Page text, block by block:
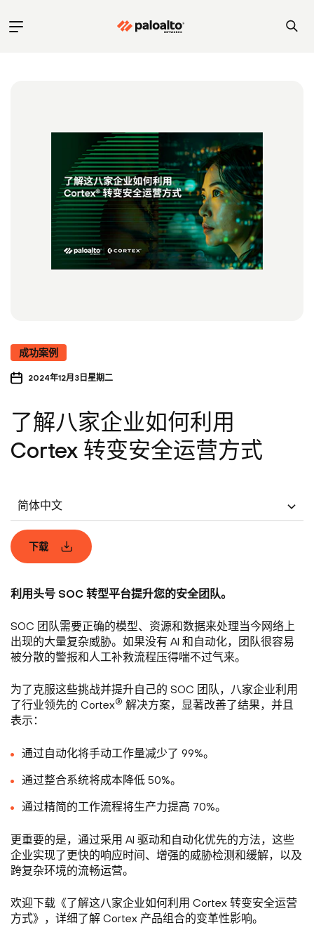
成功案例
2024年12月3日星期二
了解八家企业如何利用
Cortex 转变安全运营方式
简体中文
下载
利用头号 SOC 转型平台提升您的安全团队。
SOC 团队需要正确的模型、资源和数据来处理当今网络上
出现的大量复杂威胁。如果没有 AI 和自动化，团队很容易
被分散的警报和人工补救流程压得喘不过气来。
为了克服这些挑战并提升自己的 SOC 团队，八家企业利用
了行业领先的 Cortex® 解决方案，显著改善了结果，并且
表示：
通过自动化将手动工作量减少了 99%。
通过整合系统将成本降低 50%。
通过精简的工作流程将生产力提高 70%。
更重要的是，通过采用 AI 驱动和自动化优先的方法，这些
企业实现了更快的响应时间、增强的威胁检测和缓解，以及
跨复杂环境的流畅运营。
欢迎下载《了解这八家企业如何利用 Cortex 转变安全运营
方式》，详细了解 Cortex 产品组合的变革性影响。